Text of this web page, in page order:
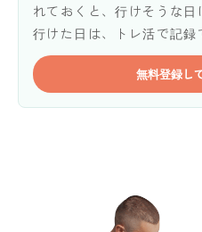
れておくと、行けそうな
行けた日は、トレ活で記録
無料登録し